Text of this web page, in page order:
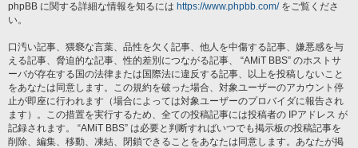
phpBB に関する詳細な情報を知るには https://www.phpbb.com/をご覧くださ
い。
口汚い記事、猥褻な言葉、品性を欠く記事、他人を中傷する記事、嫌悪感を与
える記事、脅迫的な記事、性的差別につながる記事、 “AMiT BBS” のホストサ
ーバが存在する国の法律または国際法に違反する記事、以上を投稿しないこと
をあなたは同意します。この規約を破った場合、対象ユーザーのアカウント停
止が即座に行われます（場合によっては対象ユーザーのプロバイダに報告され
ます）。この措置を実行するため、全ての投稿記事には投稿者の IPアドレス が
記録されます。 “AMiT BBS” は必要と判断すればいつでも掲示板の投稿記事を
削除、編集、移動、凍結、閉鎖できることをあなたは同意します。あなたが掲